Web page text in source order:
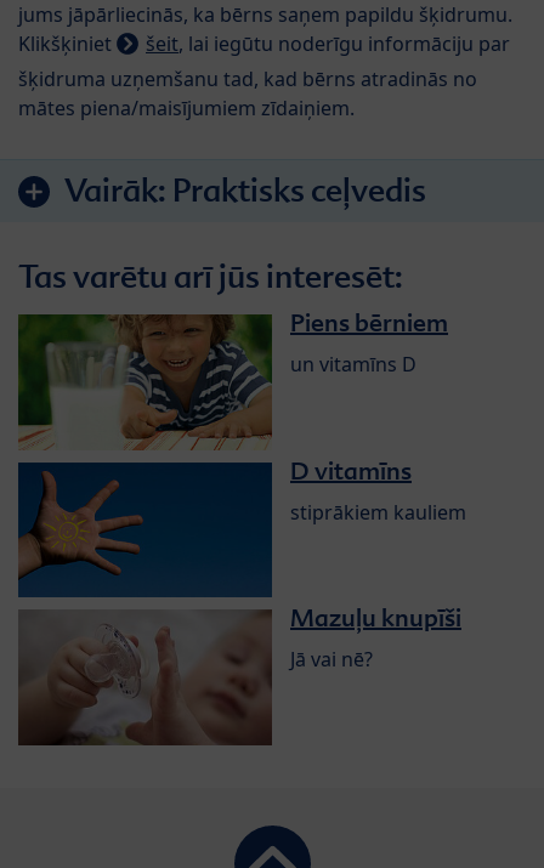
jums jāpārliecinās, ka bērns saņem papildu šķidrumu.
Klikšķiniet
šeit, lai iegūtu noderīgu informāciju par
šķidruma uzņemšanu tad, kad bērns atradinās no
mātes piena/maisījumiem zīdaiņiem.
Vairāk: Praktisks ceļvedis
Tas varētu arī jūs interesēt:
Piens bērniem
un vitamīns D
D vitamīns
stiprākiem kauliem
Mazuļu knupīši
Jā vai nē?